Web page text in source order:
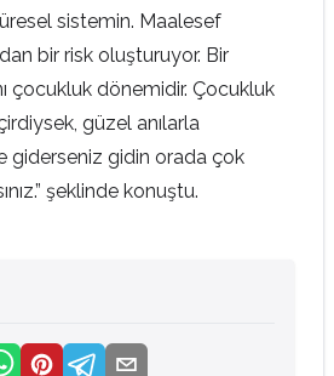
sistemin. Maalesef
bir risk oluşturuyor. Bir
çocukluk dönemidir. Çocukluk
güzel anılarla
giderseniz gidin orada çok
şeklinde konuştu.